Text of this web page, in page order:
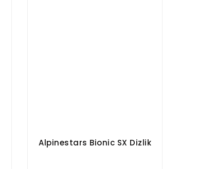
Alpinestars Bionic SX Dizlik